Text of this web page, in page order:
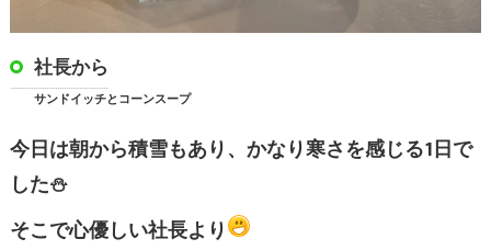
社長から
サンドイッチとコーンスープ
今日は朝から積雪もあり、かなり寒さを感じる1日で
した⛄
そこで心優しい社長より